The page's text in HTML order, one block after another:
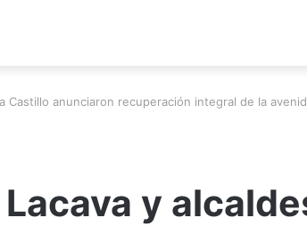
Castillo anunciaron recuperación integral de la
y